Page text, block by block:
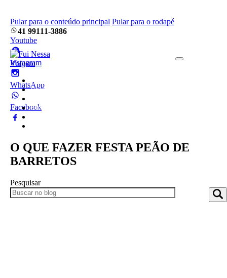
Pular para o conteúdo principal Pular para o rodapé
41 99111-3886
Youtube
Instagram
WhatsApp
Facebook
Home
Pacotes
Empresa
O QUE FAZER FESTA PEÃO DE
BARRETOS
Pesquisar